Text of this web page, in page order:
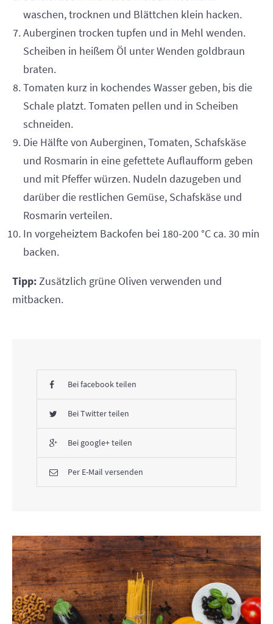
waschen, trocknen und Blättchen klein hacken.
Auberginen trocken tupfen und in Mehl wenden.
Scheiben in heißem Öl unter Wenden goldbraun
braten.
Tomaten kurz in kochendes Wasser geben, bis die
Schale platzt. Tomaten pellen und in Scheiben
schneiden.
Die Hälfte von Auberginen, Tomaten, Schafskäse
und Rosmarin in eine gefettete Auflaufform geben
und mit Pfeffer würzen. Nudeln dazugeben und
darüber die restlichen Gemüse, Schafskäse und
Rosmarin verteilen.
In vorgeheiztem Backofen bei 180-200 °C ca. 30 min
backen.
Tipp:Zusätzlich grüne Oliven verwenden und
mitbacken.
Bei facebook teilen
Bei Twitter teilen
Bei google+ teilen
Per E-Mail versenden